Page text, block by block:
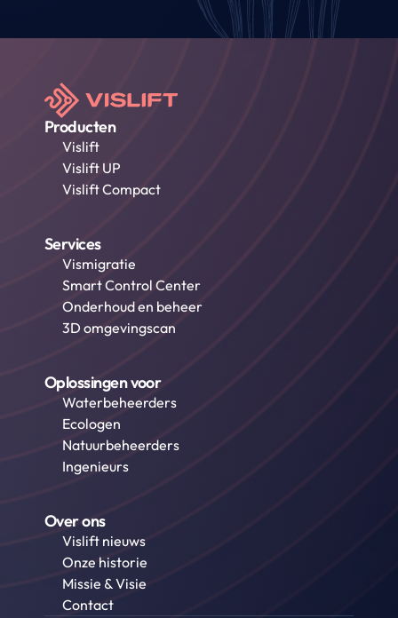
Producten
Vislift
Vislift UP
Vislift Compact
Services
Vismigratie
Smart Control Center
Onderhoud en beheer
3D omgevingscan
Oplossingen voor
Waterbeheerders
Ecologen
Natuurbeheerders
Ingenieurs
Over ons
Vislift nieuws
Onze historie
Missie & Visie
Contact